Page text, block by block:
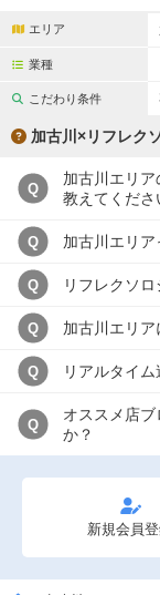
2名様歓迎
完全個室
ペアルームあり
フットバスあり
専用駐車場あり
日本人スタッフのみ
スタッフ指名可
駅から徒歩5分以内
エリア
業種
こだわり条件
加古川×リフレク
Q
加古川エリ
教えてくださ
Q 加古川エリア
Q リフレクソ
Q 加古川エリ
Q リアルタイ
Q
オススメ店
か？
新規会員